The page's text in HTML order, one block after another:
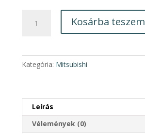
L200
mennyiség
Kosárba teszem
Kategória: Mitsubishi
Leírás
Vélemények (0)